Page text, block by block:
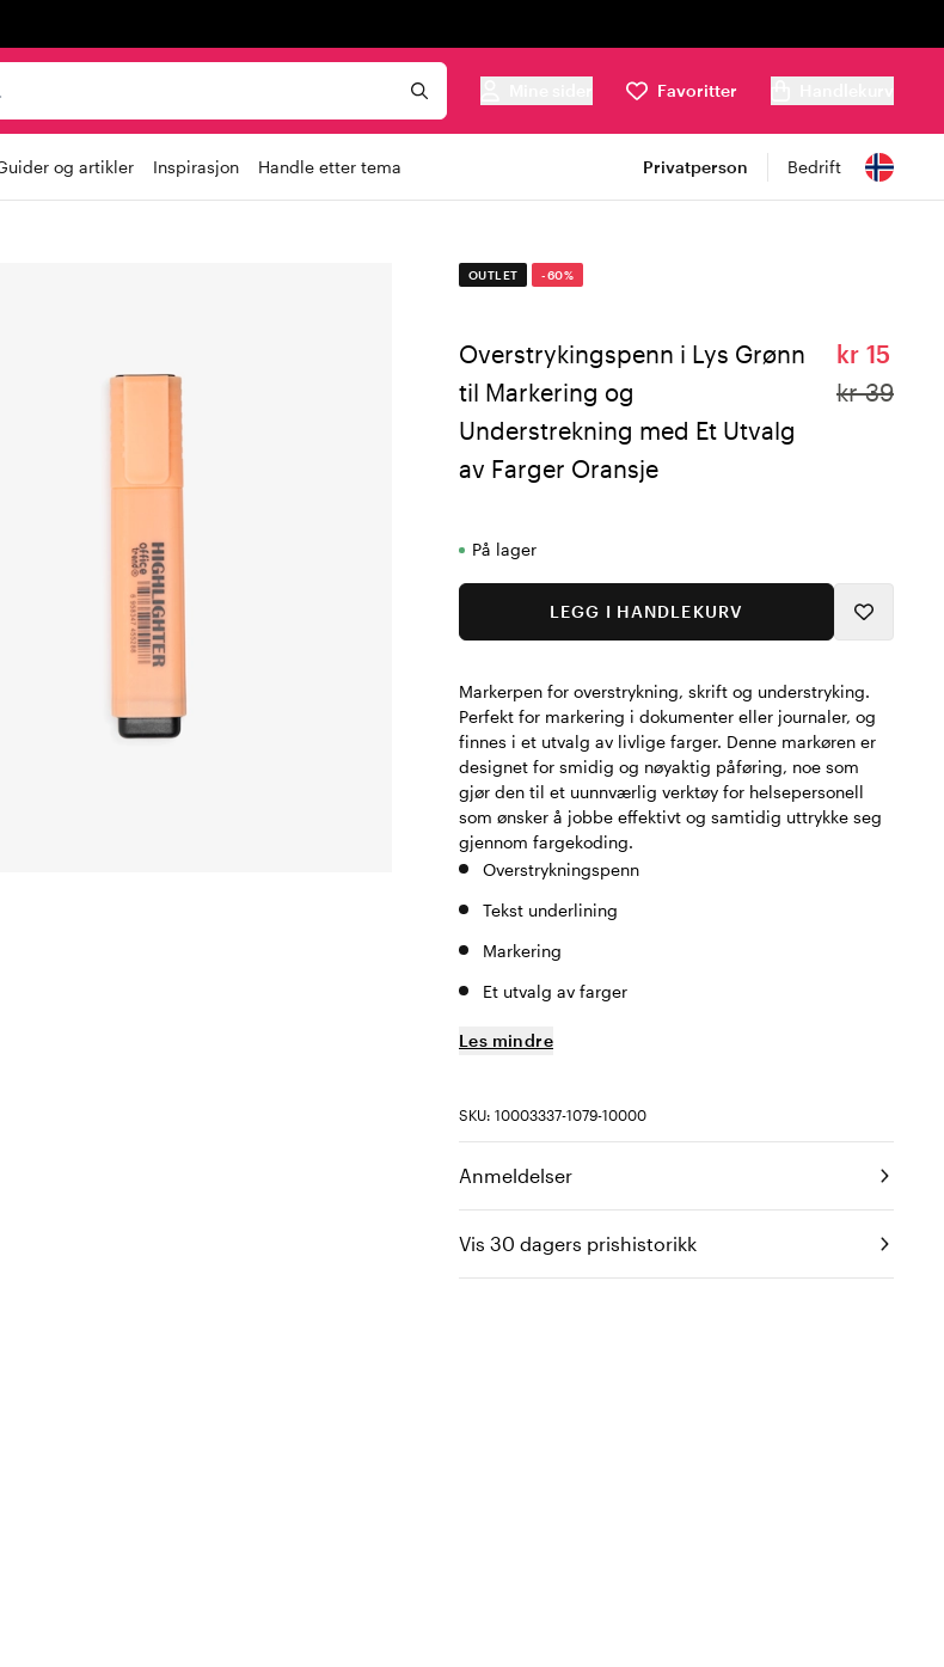
…
Favoritter
og artikler Inspirasjon Handle etter tema Privatperson Bedrift
OUTLET -60%
Overstrykingspenn i Lys Grønn
til Markering og
Understrekning med Et Utvalg
av Farger Oransje
kr 15
kr 39
På lager
LEGG I HANDLEKURV
Markerpen for overstrykning, skrift og understryking.
Perfekt for markering i dokumenter eller journaler, og
finnes i et utvalg av livlige farger. Denne markøren er
designet for smidig og nøyaktig påføring, noe som
gjør den til et uunnværlig verktøy for helsepersonell
som ønsker å jobbe effektivt og samtidig uttrykke seg
gjennom fargekoding.
Overstrykningspenn
Tekst underlining
Markering
Et utvalg av farger
Les mindre
SKU: 10003337-1079-10000
Anmeldelser
Vis 30 dagers prishistorikk